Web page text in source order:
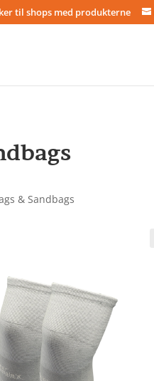
til shops med produkterne
& Sandbags